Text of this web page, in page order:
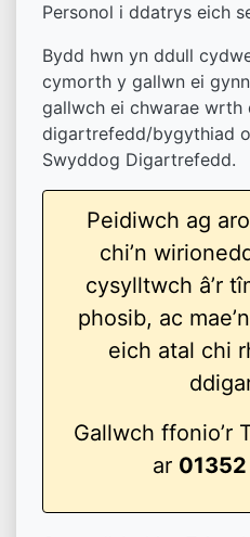
Personol i ddatrys eich
Bydd hwn yn ddull
cymorth y gallwn ei
gallwch ei chwarae wrth
digartrefedd/bygythiad
Swyddog Digartrefedd.
Peidiwch ag
chi’n
cysylltwch â’r
phosib, ac
eich atal chi
Gallwch ffonio’r
ar